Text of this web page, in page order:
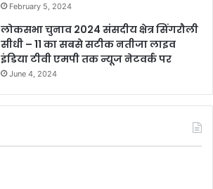
February 5, 2024
लोकसभा चुनाव 2024 संसदीय क्षेत्र सिंगरौली
सीधी – 11 का सबसे सटीक नतीजा लाइव
इंडिया टीवी एमपी तक न्यूज नेटवर्क पर
June 4, 2024